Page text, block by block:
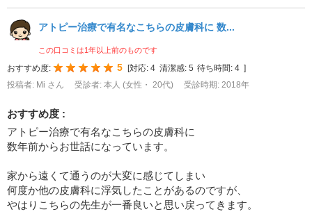
アトピー治療で有名なこちらの皮膚科に 数...
この口コミは1年以上前のものです
おすすめ度: 5 [対応: 4 清潔感: 5 待ち時間: 4 ]
投稿者: Mi さん
受診者: 本人 (女性・ 20代) 受診時期: 2018年
おすすめ度 :
アトピー治療で有名なこちらの皮膚科に
数年前からお世話になっています。
家から遠くて通うのが大変に感じてしまい
何度か他の皮膚科に浮気したことがあるのですが、
やはりこちらの先生が一番良いと思い戻ってきます。